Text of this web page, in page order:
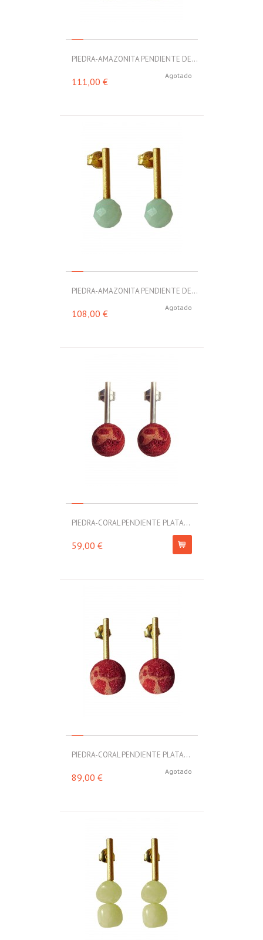
PIEDRA-AMAZONITA PENDIENTE DE...
Agotado
111,00 €
PIEDRA-AMAZONITA PENDIENTE DE...
Agotado
108,00 €
PIEDRA-CORAL PENDIENTE PLATA...
59,00 €
PIEDRA-CORAL PENDIENTE PLATA...
Agotado
89,00 €